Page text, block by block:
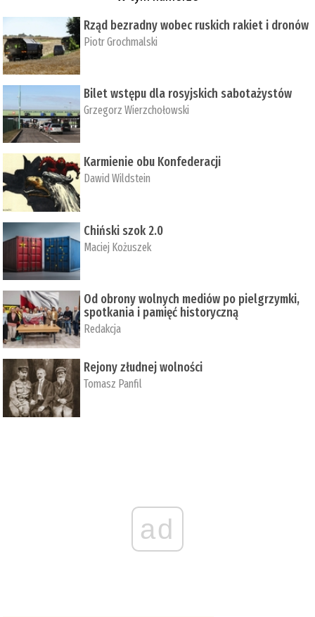
Rząd bezradny wobec ruskich rakiet i dronów
Piotr Grochmalski
Bilet wstępu dla rosyjskich sabotażystów
Grzegorz Wierzchołowski
Karmienie obu Konfederacji
Dawid Wildstein
Chiński szok 2.0
Maciej Kożuszek
Od obrony wolnych mediów po pielgrzymki,
spotkania i pamięć historyczną
Redakcja
Rejony złudnej wolności
Tomasz Panfil
ad